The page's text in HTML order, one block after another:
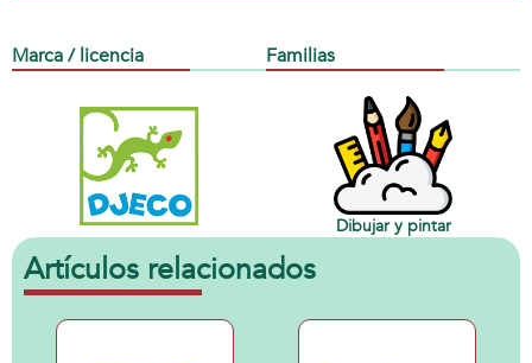
Marca / licencia Familias
Dibujar y pintar
Artículos relacionados